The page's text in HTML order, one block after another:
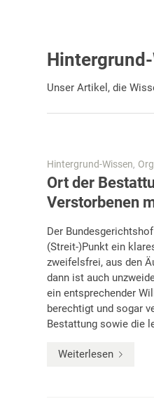
Unser Artikel, die
Hintergrund-Wissen
Ort der
Verstorbenen
Der
(Streit-)Punkt ein
zweifelsfrei, aus den
dann ist auch
ein entsprechender
berechtigt und sogar
Bestattung sowie die
Weiterlesen